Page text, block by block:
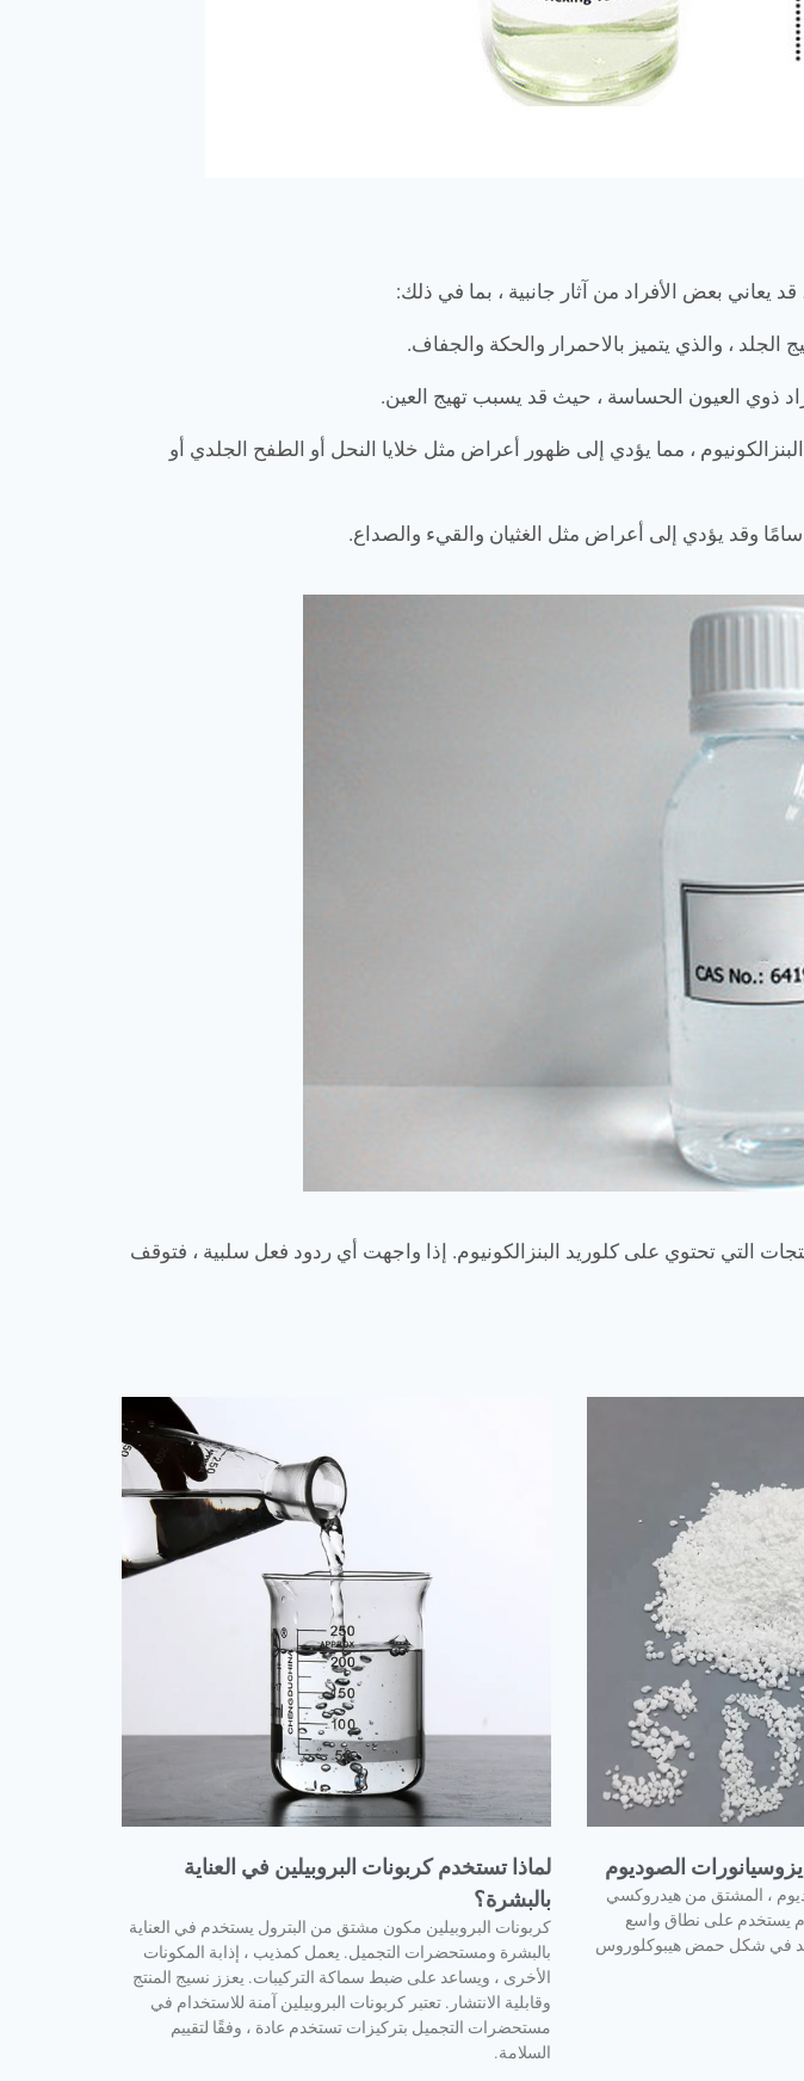
يعاني بعض الأفراد من آثار جانبية ، بما في ذلك:
، مما يؤدي إلى ظهور أعراض مثل خلايا النحل أو الطفح الجلدي أو
التي تحتوي على كلوريد البنزالكونيوم. إذا واجهت أي ردود فعل سلبية ، فتوقف
الصوديوم
، المشتق من هيدروكسي
يستخدم على نطاق واسع
في شكل حمض هيبوكلوروس
لماذا تستخدم كربونات البروبيلين في العناية
بالبشرة؟
كربونات البروبيلين مكون مشتق من البترول يستخدم في العناية
بالبشرة ومستحضرات التجميل. يعمل كمذيب ، إذابة المكونات
الأخرى ، ويساعد على ضبط سماكة التركيبات. يعزز نسيج المنتج
وقابلية الانتشار. تعتبر كربونات البروبيلين آمنة للاستخدام في
مستحضرات التجميل بتركيزات تستخدم عادة ، وفقًا لتقييم
السلامة.